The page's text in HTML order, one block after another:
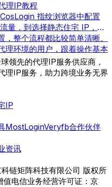
理IP教程
指纹浏览器中配置
量，到选择静态住宅 IP，再
整个流程都比较简单清晰。
理环境的用户，跟着操作基本
领先的代理IP服务供应商，
理IP服务，助力跨境业务无界
IP
MostLoginVeryfb合作伙伴
资讯
链矩阵科技有限公司 版权所
电信业务经营许可证：京